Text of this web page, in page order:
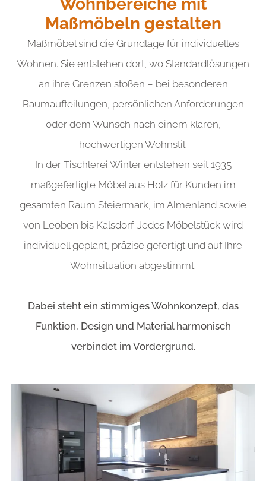
Maßmöbeln gestalten
Maßmöbel sind die Grundlage für individuelles
Wohnen. Sie entstehen dort, wo Standardlösungen
an ihre Grenzen stoßen – bei besonderen
Raumaufteilungen, persönlichen Anforderungen
oder dem Wunsch nach einem klaren,
hochwertigen Wohnstil.
In der Tischlerei Winter entstehen seit 1935
maßgefertigte Möbel aus Holz für Kunden im
gesamten Raum Steiermark, im Almenland sowie
von Leoben bis Kalsdorf. Jedes Möbelstück wird
individuell geplant, präzise gefertigt und auf Ihre
Wohnsituation abgestimmt.
Dabei steht ein stimmiges Wohnkonzept, das
Funktion, Design und Material harmonisch
verbindet im Vordergrund.
element you want
Add a link